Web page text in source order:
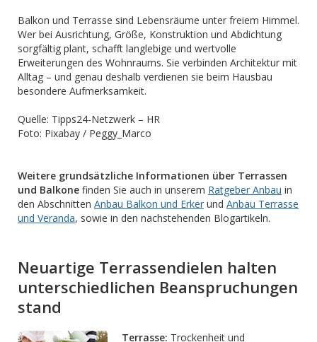
Balkon und Terrasse sind Lebensräume unter freiem Himmel.
Wer bei Ausrichtung, Größe, Konstruktion und Abdichtung
sorgfältig plant, schafft langlebige und wertvolle
Erweiterungen des Wohnraums. Sie verbinden Architektur mit
Alltag – und genau deshalb verdienen sie beim Hausbau
besondere Aufmerksamkeit.
Quelle: Tipps24-Netzwerk – HR
Foto: Pixabay / Peggy_Marco
Weitere grundsätzliche Informationen über Terrassen
und Balkone finden Sie auch in unserem Ratgeber Anbau in
den Abschnitten Anbau Balkon und Erker und Anbau Terrasse
und Veranda, sowie in den nachstehenden Blogartikeln.
Neuartige Terrassendielen halten
unterschiedlichen Beanspruchungen
stand
Terrasse: Trockenheit und